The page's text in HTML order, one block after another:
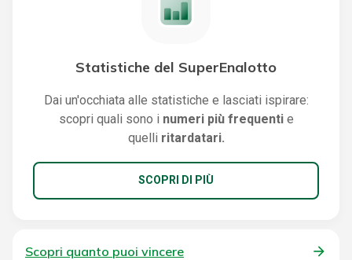
Statistiche del SuperEnalotto
Dai un'occhiata alle statistiche e lasciati ispirare:
scopri quali sono i numeri più frequenti e
quelli ritardatari.
SCOPRI DI PIÙ
Scopri quanto puoi vincere